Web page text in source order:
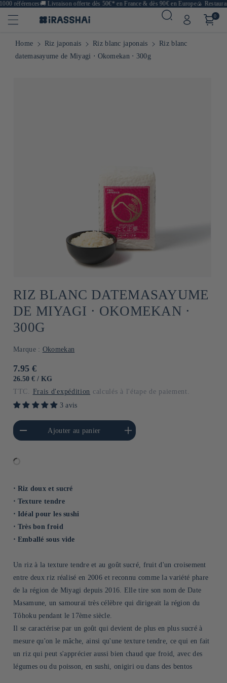
références🚚Livraison offerte dès 50€* en France & dès 90€ en Europe🍙
0
Home Riz japonais Riz blanc japonais
Riz blanc
datemasayume de Miyagi ⋅ Okomekan ⋅ 300g
RIZ BLANC DATEMASAYUME
DE MIYAGI ⋅ OKOMEKAN ⋅
300G
Marque : Okomekan
Prix
habituel
7.95 €
PRIX
26.50 € / PAR
KG
TTC. Frais d'expédition calculés à l'étape de paiement.
3 avis
quantité de Default
Title
Ajouter au panier
Augmenter la quantité de
Default Title
⋅ Riz doux et sucré
⋅ Texture tendre
⋅ Idéal pour les sushi
⋅ Très bon froid
⋅ Emballé sous vide
Un riz à la texture tendre et au goût sucré, fruit d'un croisement
entre deux riz réalisé en 2006 et reconnu comme la variété phare
de la région de Miyagi depuis 2016. Elle tire son nom de Date
Masamune, un samouraï très célèbre qui dirigeait la région du
Tôhoku pendant le 17ème siècle.
Il se caractérise par un goût qui devient de plus en plus sucré à
mesure qu'on le mâche, ainsi qu'une texture tendre, ce qui en fait
un riz qui peut s'apprécier aussi bien chaud que froid, avec des
légumes ou du poisson, en sushi, onigiri ou dans des bentos